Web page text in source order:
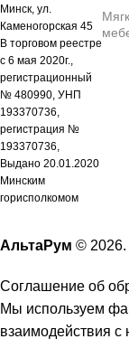
Минск, ул.
Каменогорская 45
В торговом реестре
с 6 мая 2020г.,
регистрационный
№ 480990, УНП
193370736,
регистрация №
193370736,
Выдано 20.01.2020
Минским
горисполкомом
АльтаРум © 2026.
Соглашение об
Мы используем
взаимодействия с